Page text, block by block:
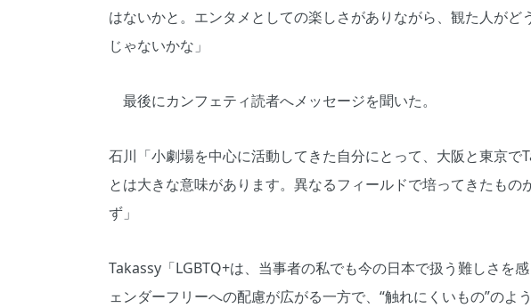
はないかと。エンタメとしての楽しさがありながら、観た人がど
じゃないかな」
最後にカンフェティ読者へメッセージを聞いた。
石川「小劇場を中心に活動してきた自分にとって、大阪と東京で
とは大きな意味があります。異なるフィールドで培ってきたもの
ず」
Takassy「LGBTQ+は、当事者の私でも今の日本で扱う難しさを
ェンダーフリーへの配慮が広がる一方で、“触れにくいもの”のよ